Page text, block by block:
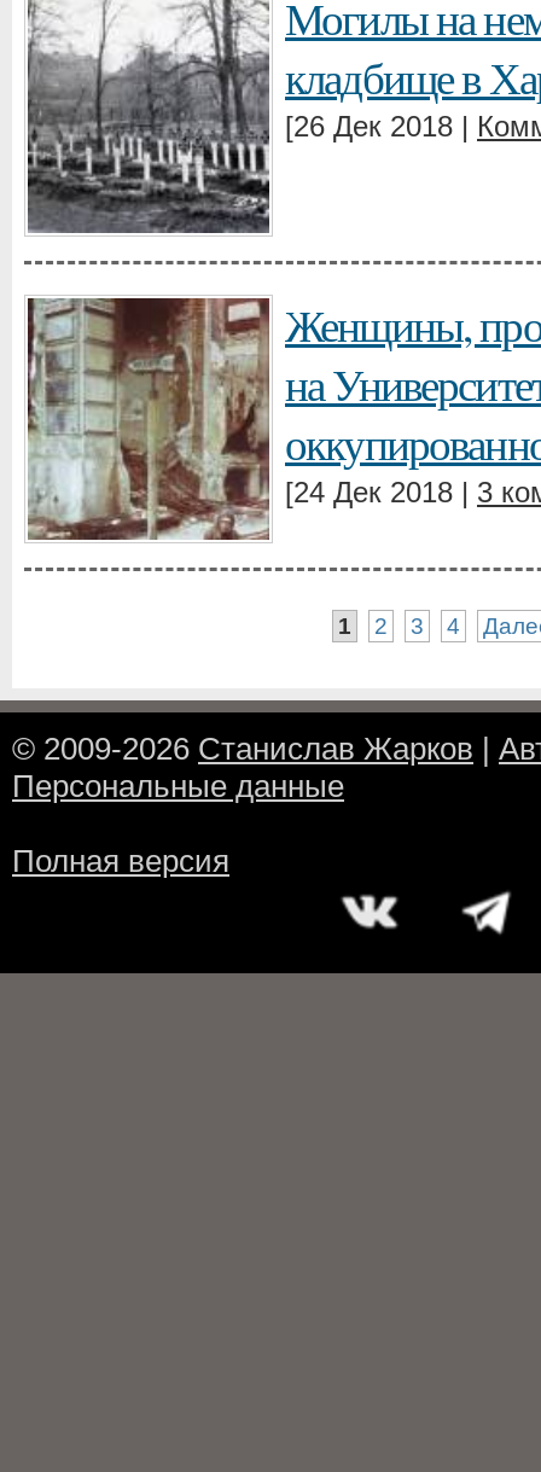
Могилы на
кладбище в
[26 Дек 2018 |
Женщины,
на
[24 Дек 2018 | 3
1 2 3 4
© 2009-2026 Станислав Жарков |
Персональные данные
Полная версия